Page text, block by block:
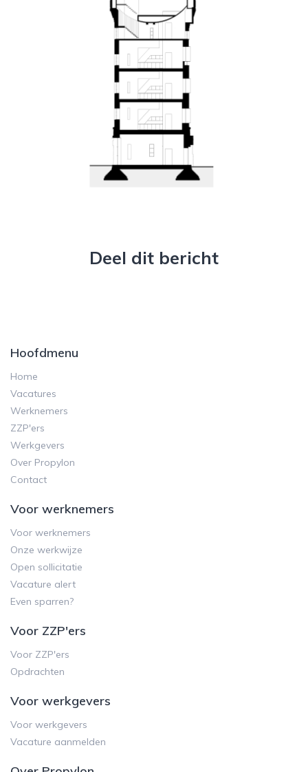
Deel dit bericht
Hoofdmenu
Home
Vacatures
Werknemers
ZZP'ers
Werkgevers
Over Propylon
Contact
Voor werknemers
Voor werknemers
Onze werkwijze
Open sollicitatie
Vacature alert
Even sparren?
Voor ZZP'ers
Voor ZZP'ers
Opdrachten
Voor werkgevers
Voor werkgevers
Vacature aanmelden